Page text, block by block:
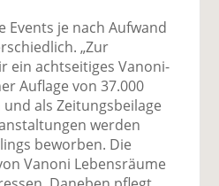
Events je nach Aufwand
„Zur
ein achtseitiges Vanoni-
Auflage von 37.000
als Zeitungsbeilage
werden
beworben. Die
Vanoni Lebensräume